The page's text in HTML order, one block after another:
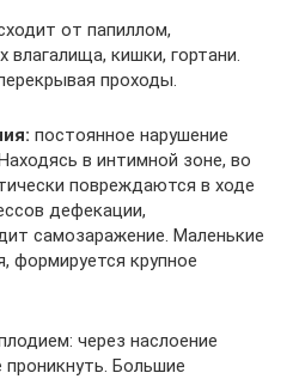
от папиллом,
влагалища, кишки, гортани.
проходы.
постоянное нарушение
в интимной зоне, во
повреждаются в ходе
дефекации,
самозаражение. Маленькие
формируется крупное
через наслоение
Большие